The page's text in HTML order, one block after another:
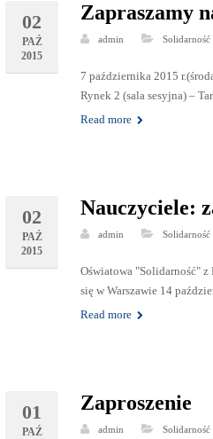
02
PAŹ
2015
Zapraszamy
admin Solidarność
7 października 2015
Rynek 2 (sala sesyjna) –
Read more
02
PAŹ
2015
Nauczyciele:
admin Solidarność
Oświatowa "Solidarność"
się w Warszawie 14
Read more
01
PAŹ
Zaproszenie
admin Solidarność